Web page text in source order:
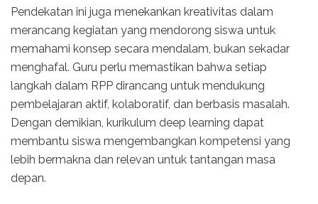
Pendekatan ini juga menekankan kreativitas dalam
merancang kegiatan yang mendorong siswa untuk
memahami konsep secara mendalam, bukan sekadar
menghafal. Guru perlu memastikan bahwa setiap
langkah dalam RPP dirancang untuk mendukung
pembelajaran aktif, kolaboratif, dan berbasis masalah.
Dengan demikian, kurikulum deep learning dapat
membantu siswa mengembangkan kompetensi yang
lebih bermakna dan relevan untuk tantangan masa
depan.